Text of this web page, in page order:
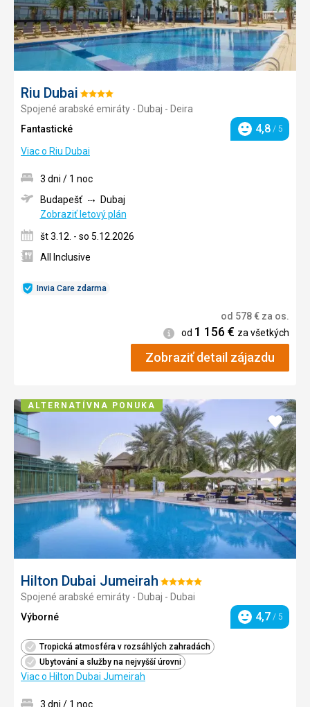
Riu Dubai Hodnotenie:
4/5
Spojené arabské emiráty - Dubaj - Deira
Fantastické
Hodnotenie
4,8 / 5
Viac o Riu Dubai
Invia Care zdarma
3 dni / 1 noc
Budapešť
Dubaj
Zobraziť letový plán
št 3.12. - so 5.12.2026
All Inclusive
od 578€ za os.
Informácie
od 1 156€ za všetkých
Zobraziť detail zájazdu
Hilton Dubai Jumeirah Hodnotenie:
5/5
Spojené arabské emiráty - Dubaj - Dubai
Výborné
Hodnotenie
4,7 / 5
Tropická atmosféra v rozsáhlých zahradách
Ubytování a služby na nejvyšší úrovni
Viac o Hilton Dubai Jumeirah
Pridať
do
3 dni / 1 noc
ALTERNATÍVNA PONUKA